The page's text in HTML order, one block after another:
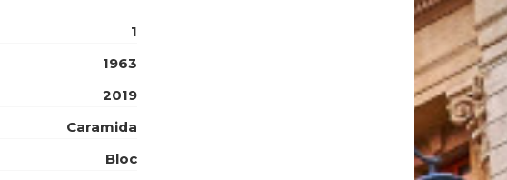
1
1963
2019
Caramida
Bloc